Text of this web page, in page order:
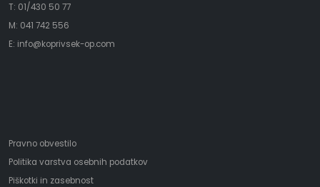
T: 01/430 50 77
M: 041 742 556
E: info@koprivsek-op.com
Pravno obvestilo
Politika varstva osebnih podatkov
Piškotki in zasebnost